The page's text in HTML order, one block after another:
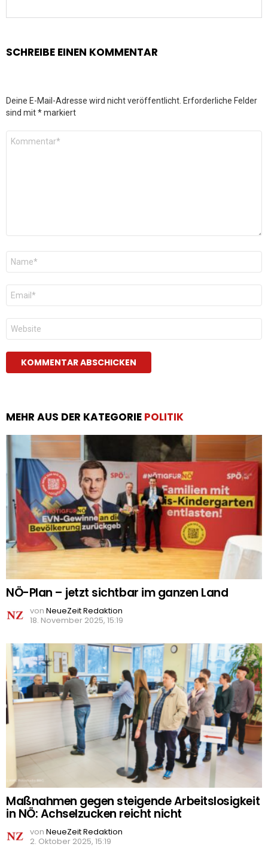
SCHREIBE EINEN KOMMENTAR
Deine E-Mail-Adresse wird nicht veröffentlicht. Erforderliche Felder
sind mit*markiert
Kommentar
Name
E-
Mail
*
Website
MEHR AUS DER KATEGORIE POLITIK
NÖ-Plan – jetzt sichtbar im ganzen Land
von NeueZeit Redaktion
18. November 2025, 15:19
Maßnahmen gegen steigende Arbeitslosigkeit
in NÖ: Achselzucken reicht nicht
von NeueZeit Redaktion
2. Oktober 2025, 15:19